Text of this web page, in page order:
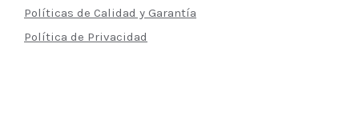
Políticas de Calidad y Garantía
Política de Privacidad